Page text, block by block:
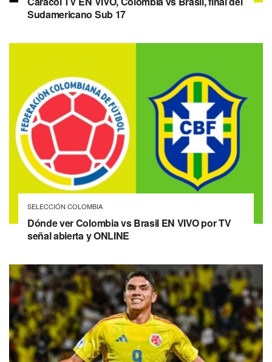
Sudamericano Sub 17
SELECCIÓN COLOMBIA
Dónde ver Colombia vs Brasil EN VIVO por TV
señal abierta y ONLINE